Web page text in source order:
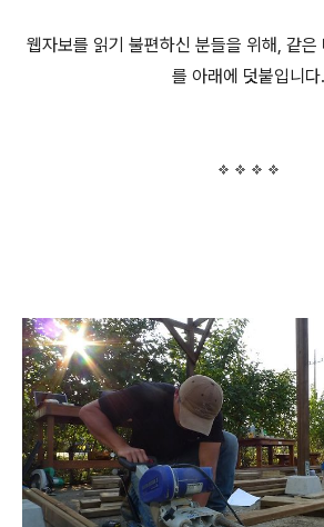
웹자보를 읽기 불편하신 분들을 위해, 같은
를 아래에 덧붙입니다.